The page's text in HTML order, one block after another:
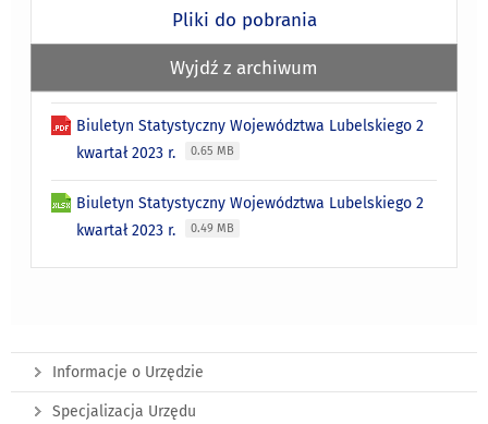
Pliki do pobrania
Wyjdź z archiwum
Biuletyn Statystyczny Województwa Lubelskiego 2
kwartał 2023 r.
0.65 MB
Biuletyn Statystyczny Województwa Lubelskiego 2
kwartał 2023 r.
0.49 MB
Informacje o Urzędzie
Specjalizacja Urzędu